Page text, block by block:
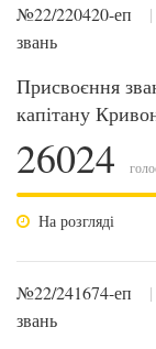
№22/220420-еп |
звань
Присвоєння
капітану
26024
На розгляді
№22/241674-еп |
звань